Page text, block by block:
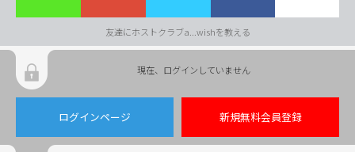
友達にホストクラブa...wishを教える
現在、ログインしていません
ログインページ 新規無料会員登録